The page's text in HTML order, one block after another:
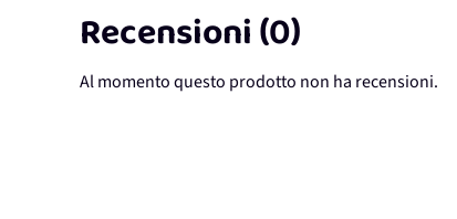
Recensioni (0)
Al momento questo prodotto non ha recensioni.